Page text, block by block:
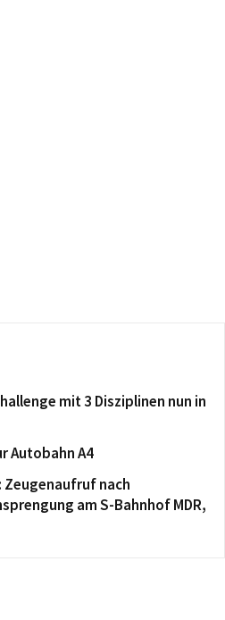
mit 3 Disziplinen nun in
Autobahn A4
Zeugenaufruf nach
am S-Bahnhof MDR,